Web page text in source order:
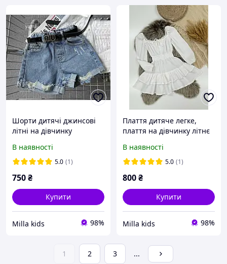
Шорти дитячі джинсові
літні на дівчинку
В наявності
5.0 (1)
750₴
Купити
Milla kids 98%
Плаття дитяче легке,
плаття на дівчинку літнє
В наявності
5.0 (1)
800₴
Купити
Milla kids 98%
1 2 3 ...